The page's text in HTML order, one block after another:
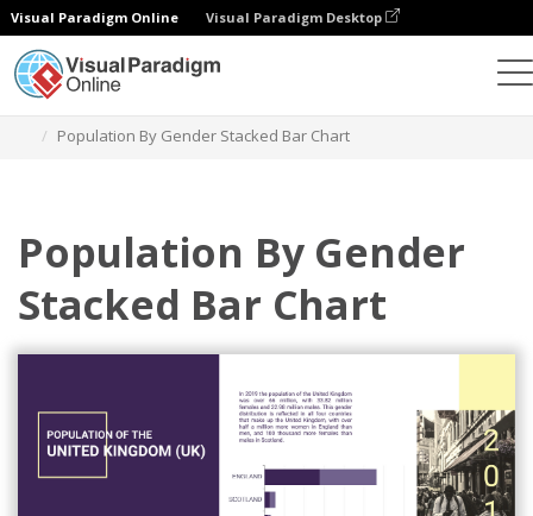
Visual Paradigm Online Visual Paradigm Desktop
Population By Gender Stacked Bar Chart
Population By Gender
Stacked Bar Chart